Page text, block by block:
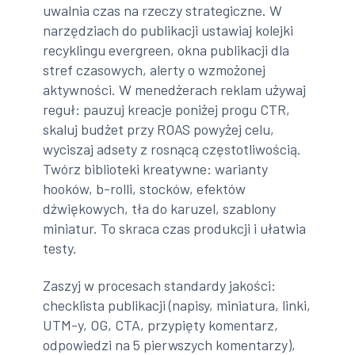
uwalnia czas na rzeczy strategiczne. W
narzędziach do publikacji ustawiaj kolejki
recyklingu evergreen, okna publikacji dla
stref czasowych, alerty o wzmożonej
aktywności. W menedżerach reklam używaj
reguł: pauzuj kreacje poniżej progu CTR,
skaluj budżet przy ROAS powyżej celu,
wyciszaj adsety z rosnącą częstotliwością.
Twórz biblioteki kreatywne: warianty
hooków, b-rolli, stocków, efektów
dźwiękowych, tła do karuzel, szablony
miniatur. To skraca czas produkcji i ułatwia
testy.
Zaszyj w procesach standardy jakości:
checklista publikacji (napisy, miniatura, linki,
UTM-y, OG, CTA, przypięty komentarz,
odpowiedzi na 5 pierwszych komentarzy),